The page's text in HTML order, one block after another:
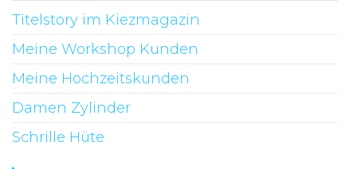
Titelstory im Kiezmagazin
Meine Workshop Kunden
Meine Hochzeitskunden
Damen Zylinder
Schrille Hüte